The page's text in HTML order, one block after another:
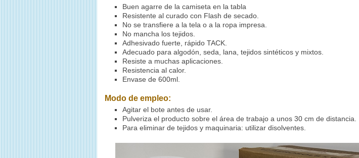
Buen agarre de la camiseta en la tabla
Resistente al curado con Flash de secado.
No se transfiere a la tela o a la ropa impresa.
No mancha los tejidos.
Adhesivado fuerte, rápido TACK.
Adecuado para algodón, seda, lana, tejidos sintéticos y mixtos.
Resiste a muchas aplicaciones.
Resistencia al calor.
Envase de 600ml.
Modo de empleo:
Agitar el bote antes de usar.
Pulveriza el producto sobre el área de trabajo a unos 30 cm de distancia.
Para eliminar de tejidos y maquinaria: utilizar disolventes.